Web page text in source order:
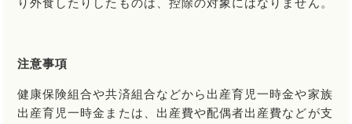
り外食したりしたものは、控除の対象にはなりません。
注意事項
健康保険組合や共済組合などから出産育児一時金や家族
出産育児一時金または、出産費や配偶者出産費などが支